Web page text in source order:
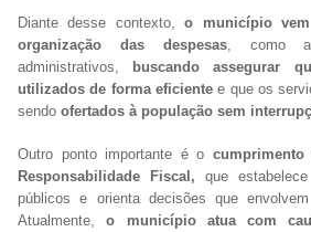
Diante desse contexto,o município
organização das despesas, como a
administrativos, buscando assegurar
utilizados de forma eficiente e que os
sendo ofertados à população sem
Outro ponto importante é o
Responsabilidade Fiscal, que
públicos e orienta decisões que envolvem
Atualmente,o município atua com